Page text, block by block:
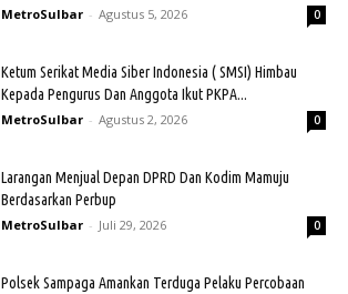
MetroSulbar - Agustus 5, 2026 0
Ketum Serikat Media Siber Indonesia ( SMSI) Himbau
Kepada Pengurus Dan Anggota Ikut PKPA...
MetroSulbar - Agustus 2, 2026 0
Larangan Menjual Depan DPRD Dan Kodim Mamuju
Berdasarkan Perbup
MetroSulbar - Juli 29, 2026 0
Polsek Sampaga Amankan Terduga Pelaku Percobaan